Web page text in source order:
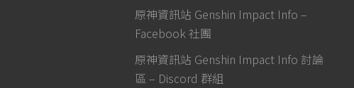
原神資訊站 Genshin Impact Info –
Facebook 社團
原神資訊站 Genshin Impact Info 討論
區 – Discord 群組